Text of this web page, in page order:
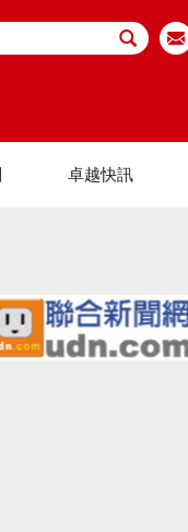
卓越快訊